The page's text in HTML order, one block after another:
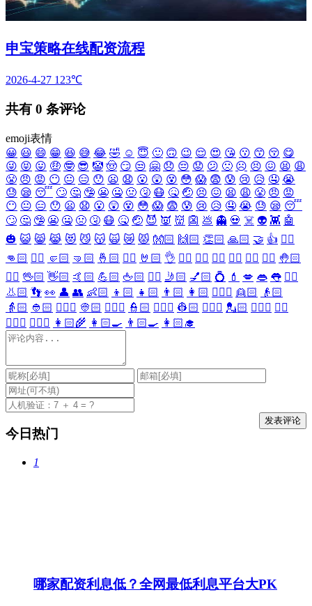
申宝策略在线配资流程
2026-4-27 123℃
共有 0 条评论
emoji表情
😀 😃 😄 😁 😆 😅 😂 🤣 ☺️ 😇 🙂 🙃 😉 😌 😍 😘 😗 😙 😚 😋
😜 😝 😛 🤑 🤓 😎 🤡 🤠 😏 😒 🤗 😞 😔 😟 😕 🙁 ☹️ 😣 😖 😫 😩
😤 😠 😡 😶 😐 😑 😯 😦 😧 😮 😲 😵 😳 😱 😨 😰 😢 😥 🤤 😭
😓 😪 😴 🙄 🤔 🤥 😬 🤐 🤢 🤧 😷 🤒 🤕 😣 😖 😫 😩 😤 😠 😡
😶 😐 😑 😯 😦 😧 😮 😲 😵 😳 😱 😨 😰 😢 😥 🤤 😭 😓 😪 😴
🙄 🤔 🤥 😬 🤐 🤢 🤧 😷 🤒 🤕 😈 👿 👹 👺 💩 👻 💀 ☠️ 👽 👾 🤖
🎃 😺 😸 😹 😻 😼 😽 🙀 😿 😾 👐🏻 🙌🏻 👏🏻 🙏🏻 🤝 👍 👎🏻
👊🏻 ✊🏻 🤛🏻 🤜🏻 🤞🏻 ✌🏻 🤘🏻 👌 👈🏻 👉🏻 👆🏻 👇🏻 ☝🏻 ✋🏻 🤚🏻
🖐🏻 🖖🏻 👋🏻 🤙🏻 💪🏻 🖕🏻 ✍🏻 🤳🏻 💅🏻 💍 💄 💋 👄 👅 👂🏻
👃🏻 👣 👀 👤 👥 👶🏻 👦🏻 👧🏻 👨🏻 👩🏻 👱🏻‍♀️ 👱🏻
👴🏻
👵🏻 👲🏻 👳🏻‍♀️ 👳🏻 👮🏻‍♀️ 👮🏻 👷🏻‍♀️ 👷🏻 💂🏻‍♀️ 💂🏻 🕵🏻‍♀️ 🕵🏻
👩🏻‍⚕️ 👨🏻‍⚕️ 👩🏻‍🌾 👩🏻‍🍳 👨🏻‍🍳 👩🏻‍🎓
今日热门
1
哪家配资利息低？全网最低利息平台大PK